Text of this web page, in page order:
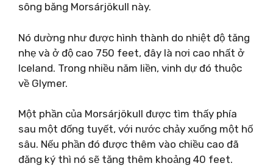
sông băng Morsárjökull này.
Nó dường như được hình thành do nhiệt độ tăng
nhẹ và ở độ cao 750 feet, đây là nơi cao nhất ở
Iceland. Trong nhiều năm liền, vinh dự đó thuộc
về Glymer.
Một phần của Morsárjökull được tìm thấy phía
sau một đống tuyết, với nước chảy xuống một hố
sâu. Nếu phần đó được thêm vào chiều cao đã
đăng ký thì nó sẽ tăng thêm khoảng 40 feet.